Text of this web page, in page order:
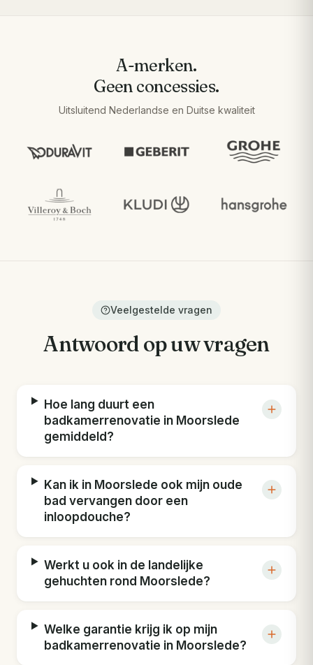
A-merken.
Geen concessies.
Uitsluitend Nederlandse en Duitse kwaliteit
Veelgestelde vragen
Antwoord op uw vragen
Hoe lang duurt een
badkamerrenovatie in Moorslede
gemiddeld?
Kan ik in Moorslede ook mijn oude
bad vervangen door een
inloopdouche?
Werkt u ook in de landelijke
gehuchten rond Moorslede?
Welke garantie krijg ik op mijn
badkamerrenovatie in Moorslede?